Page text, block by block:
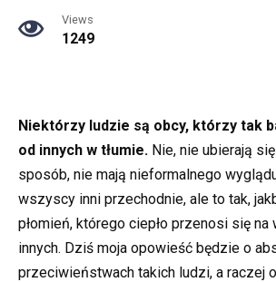
Views
1249
Niektórzy ludzie są obcy, którzy tak
od innych w tłumie. Nie, nie ubierają
sposób, nie mają nieformalnego
wszyscy inni przechodnie, ale to tak,
płomień, którego ciepło przenosi się
innych. Dziś moja opowieść będzie o
przeciwieństwach takich ludzi, a raczej